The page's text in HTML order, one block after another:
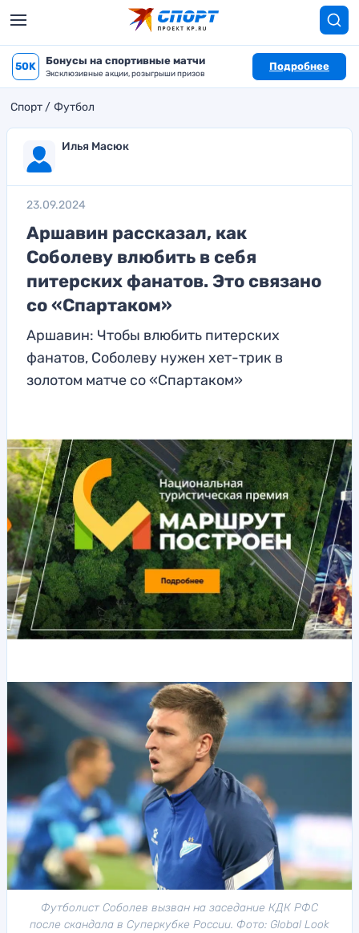
50K Бонусы на спортивные матчи
Эксклюзивные акции, розыгрыши призов
Подробнее
Спорт Футбол
Илья Масюк
23.09.2024
Аршавин рассказал, как
Соболеву влюбить в себя
питерских фанатов. Это связано
со «Спартаком»
Аршавин: Чтобы влюбить питерских
фанатов, Соболеву нужен хет-трик в
золотом матче со «Спартаком»
Футболист Соболев вызван на заседание КДК РФС
после скандала в Суперкубке России. Фото: Global Look